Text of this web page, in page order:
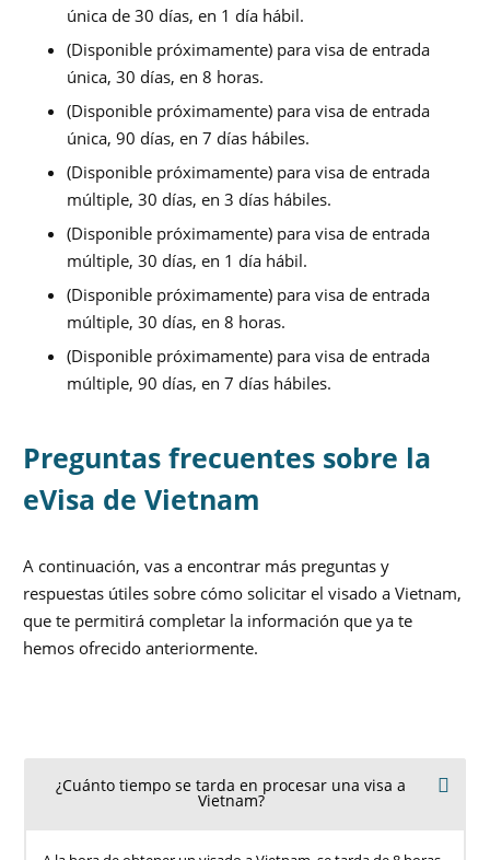
única de 30 días, en 1 día hábil.
(Disponible próximamente) para visa de entrada
única, 30 días, en 8 horas.
(Disponible próximamente) para visa de entrada
única, 90 días, en 7 días hábiles.
(Disponible próximamente) para visa de entrada
múltiple, 30 días, en 3 días hábiles.
(Disponible próximamente) para visa de entrada
múltiple, 30 días, en 1 día hábil.
(Disponible próximamente) para visa de entrada
múltiple, 30 días, en 8 horas.
(Disponible próximamente) para visa de entrada
múltiple, 90 días, en 7 días hábiles.
Preguntas frecuentes sobre la
eVisa de Vietnam
A continuación, vas a encontrar más preguntas y
respuestas útiles sobre cómo solicitar el visado a Vietnam,
que te permitirá completar la información que ya te
hemos ofrecido anteriormente.
¿Cuánto tiempo se tarda en procesar una visa a
Vietnam?